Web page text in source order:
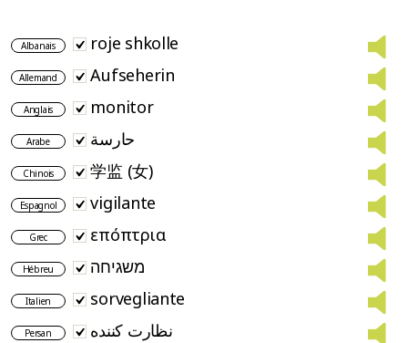
Albanais roje shkolle
Allemand Aufseherin
Anglais monitor
Arabe حارسة
Chinois 学监 (女)
Espagnol vigilante
Grec επόπτρια
Hébreu משגיחה
Italien sorvegliante
Persan نظارت کننده